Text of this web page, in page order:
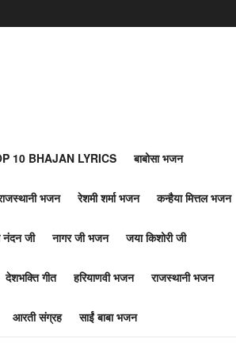
10 BHAJAN LYRICS बाबोसा भजन
भजन रेशमी शर्मा भजन कन्हैया मित्तल भजन
नंदन जी नागर जी भजन जया किशोरी जी
देशभक्ति गीत हरियाणवी भजन राजस्थानी भजन
आरती संग्रह साईं बाबा भजन